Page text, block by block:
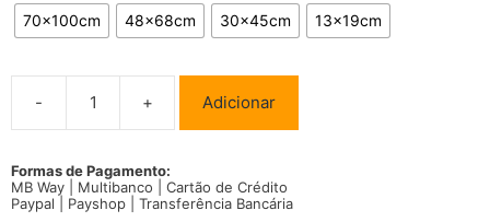
70x100cm 48x68cm 30x45cm 13x19cm
-
Quantidade
de
+ Adicionar
Formas de Pagamento:
MB Way | Multibanco | Cartão de Crédito
Paypal | Payshop | Transferência Bancária